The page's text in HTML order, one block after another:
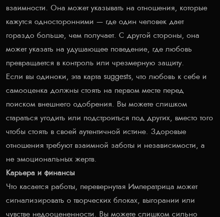
взаимности. Она может указывать на отношения, которые
кажутся односторонними — где один человек дает
гораздо больше, чем получает. С другой стороны, она
может указать на удушающее поведение, где любовь
превращается в контроль или чрезмерную защиту.
Если вы одиноки, эта карта suggests, что любовь к себе и
самооценка должны стоять на первом месте перед
поиском внешнего одобрения. Вы можете слишком
стараться угодить или подстроиться под других, вместо того
чтобы стоять в своей аутентичной истине. Здоровые
отношения требуют взаимной заботы и независимости, а
не эмоциональных жертв.
Карьера и финансы
Что касается работы, перевернутая Императрица может
сигнализировать о творческих блоках, выгорании или
чувстве недооцененности. Вы можете слишком сильно